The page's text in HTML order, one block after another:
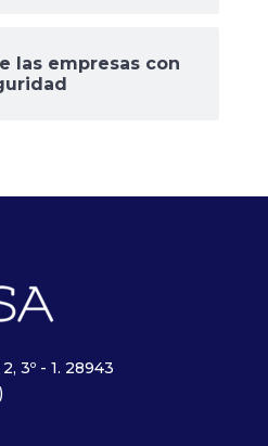
las empresas con
3º - 1. 28943